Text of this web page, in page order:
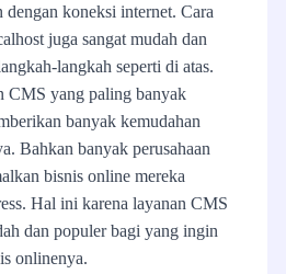
koneksi internet. Cara
juga sangat mudah dan
langkah seperti di atas.
CMS yang paling banyak
banyak kemudahan
Bahkan banyak perusahaan
bisnis online mereka
Hal ini karena layanan CMS
dan populer bagi yang ingin
onlinenya.